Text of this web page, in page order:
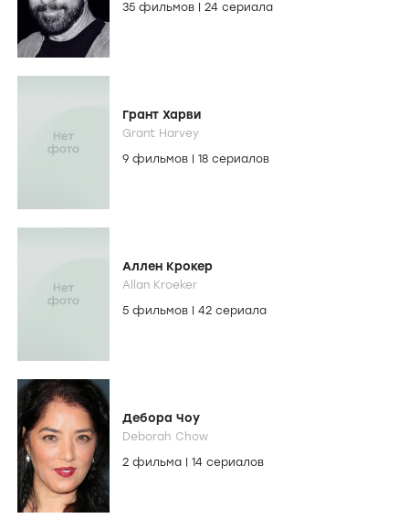
35 фильмов
24 сериала
Грант Харви
Grant Harvey
9 фильмов
18 сериалов
Аллен Крокер
Allan Kroeker
5 фильмов
42 сериала
Дебора Чоу
Deborah Chow
2 фильма
14 сериалов